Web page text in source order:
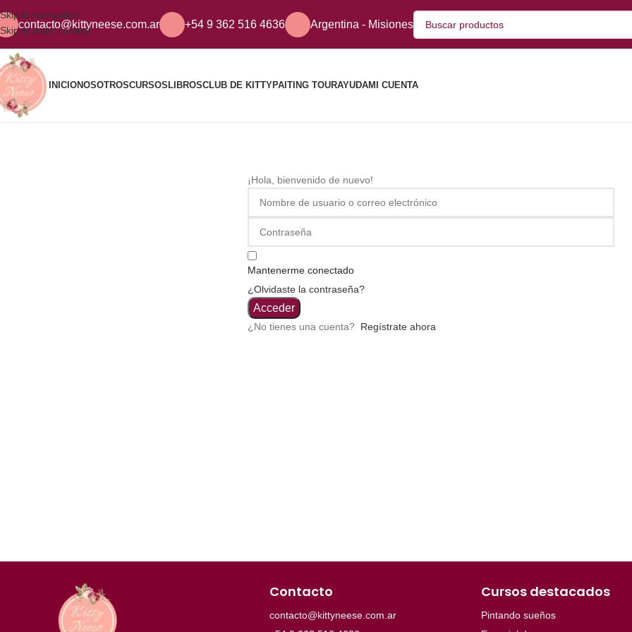
Skip to navigation
Skip to main content
contacto@kittyneese.com.ar +54 9 362 516 4636 Argentina - Misiones
INICIONOSOTROSCURSOS LIBROSCLUB DE KITTYPAITING TOURAYUDAMI CUENTA
¡Hola, bienvenido de nuevo!
Mantenerme conectado
¿Olvidaste la contraseña?
Acceder
¿No tienes una cuenta? Regístrate ahora
Contacto
contacto@kittyneese.com.ar
Cursos destacados
Pintando sueños